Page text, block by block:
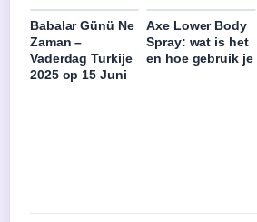
Babalar Günü Ne
Zaman –
Vaderdag Turkije
2025 op 15 Juni
Axe Lower Body
Spray: wat is het
en hoe gebruik je